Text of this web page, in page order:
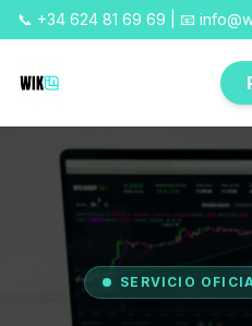
📞 +34 624 81 69 69 | 📧
SERVICIO